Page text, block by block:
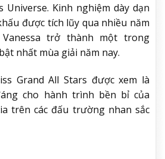
Kinh nghiệm dày dạn
được tích lũy qua nhiều năm
trở thành một trong
nhất mùa giải năm nay.
Grand All Stars được xem là
cho hành trình bền bỉ của
trên các đấu trường nhan sắc